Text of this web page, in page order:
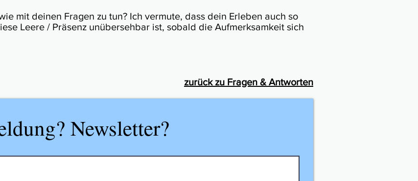
mit deinen Fra­gen zu tun? Ich ver­mute, dass dein Erle­ben auch so
Leere / Prä­senz unüber­seh­bar ist, sobald die Auf­merk­sam­keit sich
zurück zu Fragen & Antworten
Newsletter?